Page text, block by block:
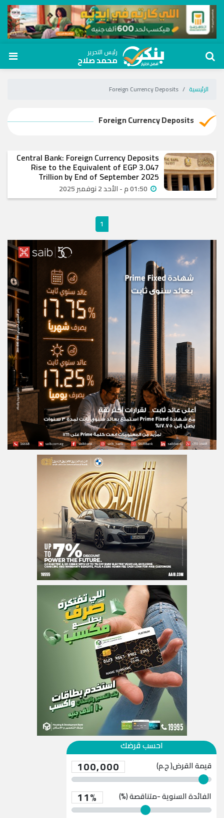
رئيس التحرير
محمد صلاح
الرئيسية Foreign Currency Deposits
Foreign Currency Deposits
Central Bank: Foreign Currency Deposits
Rise to the Equivalent of EGP 3.047
Trillion by End of September 2025
1
احسب قرضك
قيمة القرض( ج.م) 100,000
الفائدة السنوية -متناقصة (%) 11%